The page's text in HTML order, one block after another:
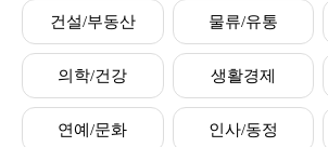
건설/부동산 물류/유통
의학/건강 생활경제
연예/문화 인사/동정